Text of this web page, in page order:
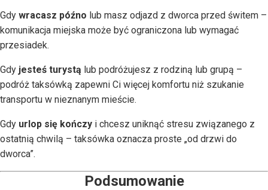
Gdy wracasz późno lub masz odjazd z dworca przed świtem –
komunikacja miejska może być ograniczona lub wymagać
przesiadek.
Gdy jesteś turystą lub podróżujesz z rodziną lub grupą –
podróż taksówką zapewni Ci więcej komfortu niż szukanie
transportu w nieznanym mieście.
Gdy urlop się kończy i chcesz uniknąć stresu związanego z
ostatnią chwilą – taksówka oznacza proste „od drzwi do
dworca”.
Podsumowanie